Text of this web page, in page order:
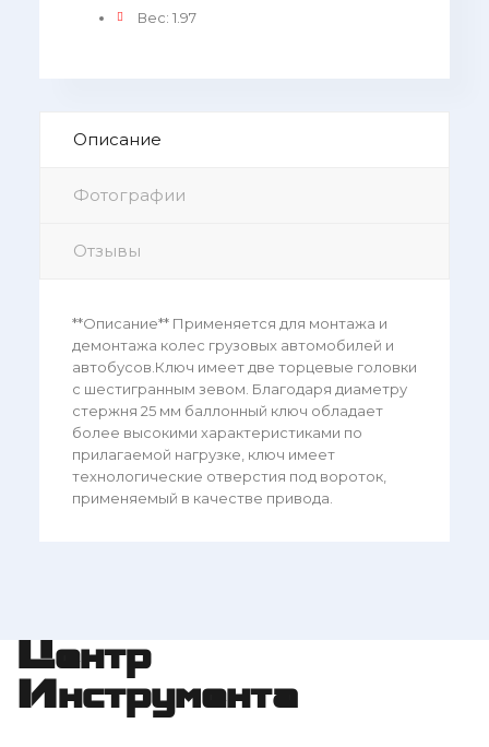
Вес: 1.97
Описание
Фотографии
Отзывы
**Описание** Применяется для монтажа и
демонтажа колес грузовых автомобилей и
автобусов.Ключ имеет две торцевые головки
с шестигранным зевом. Благодаря диаметру
стержня 25 мм баллонный ключ обладает
более высокими характеристиками по
прилагаемой нагрузке, ключ имеет
технологические отверстия под вороток,
применяемый в качестве привода.
Центр
Инструмента